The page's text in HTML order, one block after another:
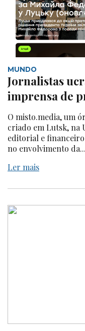
MUNDO
Jornalistas
imprensa de
O misto.media, um
criado em Lutsk, na
editorial e
no envolvimento da...
Ler mais